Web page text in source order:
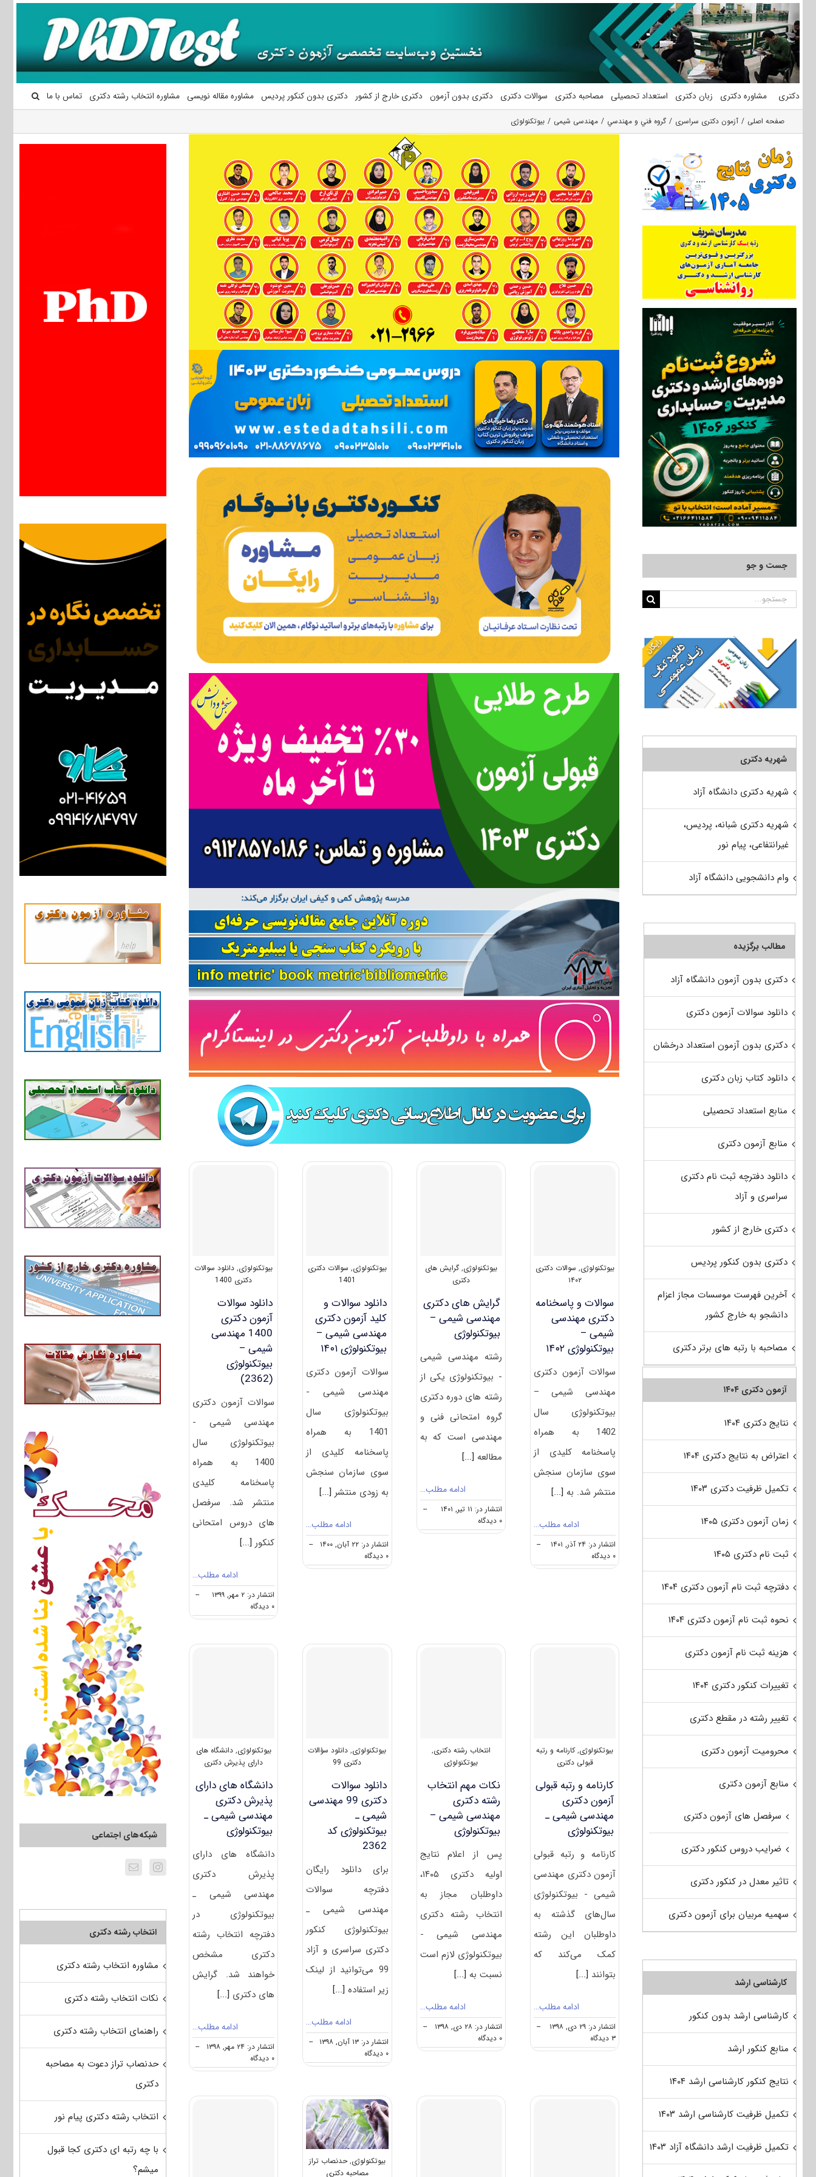
محتوا
دکتری مشاوره دکتری زبان دکتری استعداد تحصیلی مصاحبه دکتری سوالات دکتری دکتری بدون آزمون دکتری خارج از کشور دکتری بدون کنکور پردیس مشاوره مقاله نویسی مشاوره انتخاب رشته دکتری تماس با ما
صفحه اصلی آزمون دکتری سراسری گروه فني و مهندسي مهندسی شیمی بیوتکنولوژی
بیوتکنولوژی, سوالات دکتری
۱۴۰۲
سوالات و پاسخنامه
دکتری مهندسی
شیمی –
بیوتکنولوژی ۱۴۰۲
سوالات آزمون دکتری
مهندسی شیمی –
بیوتکنولوژی سال
1402 به همراه
پاسخنامه کلیدی از
سوی سازمان سنجش
منتشر شد. به [...]
ادامه مطلب…
انتشار در: ۲۴ آذر, ۱۴۰۱
--
۰ دیدگاه
on
سوالات
بیوتکنولوژی
بیوتکنولوژی,گرایش های
دکتری
گرایش های دکتری
مهندسی شیمی –
ﺑﻴﻮﺗﻜﻨﻮﻟﻮژی
رشته مهندسی شیمی
- ﺑﻴﻮﺗﻜﻨﻮﻟﻮژی یکی از
رشته های دوره دکتری
گروه امتحانی فنی و
مهندسی است که به
مطالعه [...]
ادامه مطلب…
انتشار در: ۱۱ تیر, ۱۴۰۱
--
۰ دیدگاه
گرایش
بیوتکنولوژی, سوالات دکتری
1401
دانلود سوالات و
کلید آزمون دکتری
مهندسی شیمی –
بیوتکنولوژی ۱۴۰۱
سوالات آزمون دکتری
مهندسی شیمی -
بیوتکنولوژی سال
1401 به همراه
پاسخنامه کلیدی از
سوی سازمان سنجش
به زودی منتشر [...]
ادامه مطلب…
انتشار در: ۲۲ آبان, ۱۴۰۰
--
۰ دیدگاه
دانلود
شیمی
بیوتکنولوژی, دانلود سوالات
دکتری 1400
دانلود سوالات
آزمون دکتری
1400 مهندسی
شیمی –
بیوتکنولوژی
(2362)
سوالات آزمون دکتری
مهندسی شیمی -
بیوتکنولوژی سال
1400 به همراه
پاسخنامه کلیدی
منتشر شد. سرفصل
های دروس امتحانی
کنکور [...]
ادامه مطلب…
انتشار در: ۲ مهر, ۱۳۹۹
--
۰ دیدگاه
on
دانلود
بیوتکنولوژی,کارنامه و رتبه
قبولی دکتری
کارنامه و رتبه قبولی
آزمون دکتری
مهندسی شیمی ـ
ﺑﻴﻮﺗﻜﻨﻮﻟﻮژی
کارنامه و رتبه قبولی
آزمون دکتری مهندسی
شیمی - ﺑﻴﻮﺗﻜﻨﻮﻟﻮژی
سال‌های گذشته به
داوطلبان این رشته
کمک می‌کند که
بتوانند [...]
ادامه مطلب…
انتشار در: ۲۹ دی, ۱۳۹۸
--
۳ دیدگاه
on
کارنامه
آزمون
انتخاب رشته دکتری,
بیوتکنولوژی
نکات مهم انتخاب
رشته دکتری
مهندسی شیمی –
بیوتکنولوژی
پس از اعلام نتایج
اولیه دکتری ۱۴۰۵،
داوطلبان مجاز به
انتخاب رشته دکتری
مهندسی شیمی -
بیوتکنولوژی لازم است
نسبت به [...]
ادامه مطلب…
انتشار در: ۲۸ دی, ۱۳۹۸
--
۰ دیدگاه
نکات
دکتری
بیوتکنولوژی, دانلود سؤالات
دکتری 99
دانلود سوالات
دکتری 99 مهندسی
شیمی ـ
بیوتکنولوژی کد
2362
برای دانلود رایگان
دفترچه سوالات
مهندسی شیمی ـ
بیوتکنولوژی کنکور
دکتری سراسری و آزاد
99 می‌توانید از لینک
زیر استفاده [...]
ادامه مطلب…
انتشار در: ۱۳ آبان, ۱۳۹۸
--
۰ دیدگاه
دانلود
۹۹
مهندسی
شیمی
ـ
بیوتکنولوژی
کد
۲۳۶۲
بیوتکنولوژی,دانشگاه های
دارای پذیرش دکتری
دانشگاه های دارای
پذیرش دکتری
مهندسی شیمی ـ
ﺑﻴﻮﺗﻜﻨﻮﻟﻮژی
دانشگاه های دارای
پذیرش دکتری
مهندسی شیمی ـ
ﺑﻴﻮﺗﻜﻨﻮﻟﻮژی در
دفترچه انتخاب رشته
دکتری مشخص
خواهند شد. گرایش
های دکتری [...]
ادامه مطلب…
انتشار در: ۲۴ مهر, ۱۳۹۸
--
۰ دیدگاه
on
دانشگاه
بیوتکنولوژی,حدنصاب تراز
مصاحبه دکتری
شبکه‌های اجتماعی
انتخاب رشته دکتری
مشاوره انتخاب رشته دکتری
نکات انتخاب رشته دکتری
راهنمای انتخاب رشته دکتری
حدنصاب تراز دعوت به مصاحبه
دکتری
انتخاب رشته دکتری پیام نور
با چه رتبه ای دکتری کجا قبول
میشم؟
جست و جو
جستجو
شهریه دکتری
شهریه دکتری دانشگاه آزاد
شهریه دکتری شبانه، پردیس،
غیرانتفاعی، پیام نور
وام دانشجویی دانشگاه آزاد
مطالب برگزیده
دکتری بدون آزمون دانشگاه آزاد
دانلود سوالات آزمون دکتری
دکتری بدون آزمون استعداد درخشان
دانلود کتاب زبان دکتری
منابع استعداد تحصیلی
منابع آزمون دکتری
دانلود دفترچه ثبت نام دکتری
سراسری و آزاد
دکتری خارج از کشور
دکتری بدون کنکور پردیس
آخرین فهرست موسسات مجاز اعزام
دانشجو به خارج کشور
مصاحبه با رتبه های برتر دکتری
آزمون دکتری ۱۴۰۴
نتایج دکتری ۱۴۰۴
اعتراض به نتایج دکتری ۱۴۰۴
تکمیل ظرفیت دکتری ۱۴۰۳
زمان آزمون دکتری ۱۴۰۵
ثبت نام دکتری ۱۴۰۵
دفترچه ثبت نام آزمون دکتری ۱۴۰۴
نحوه ثبت نام آزمون دکتری ۱۴۰۴
هزینه ثبت نام آزمون دکتری
تغییرات کنکور دکتری ۱۴۰۴
تغییر رشته در مقطع دکتری
محرومیت آزمون دکتری
منابع آزمون دکتری
سرفصل های آزمون دکتری
ضرایب دروس کنکور دکتری
تاثیر معدل در کنکور دکتری
سهمیه مربیان برای آزمون دکتری
کارشناسی ارشد
کارشناسی ارشد بدون کنکور
منابع کنکور ارشد
نتایج کنکور کارشناسی ارشد ۱۴۰۴
تکمیل ظرفیت کارشناسی ارشد ۱۴۰۳
تکمیل ظرفیت ارشد دانشگاه آزاد ۱۴۰۳